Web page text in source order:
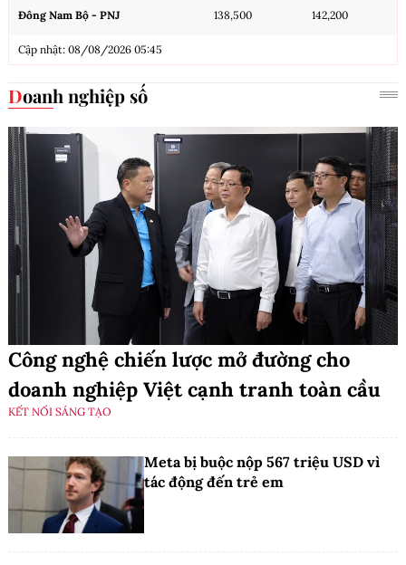
Đông Nam Bộ - PNJ 138,500 142,200
Cập nhật: 08/08/2026 05:45
Doanh nghiệp số
Công nghệ chiến lược mở đường cho
doanh nghiệp Việt cạnh tranh toàn cầu
KẾT NỐI SÁNG TẠO
Meta bị buộc nộp 567 triệu USD vì
tác động đến trẻ em